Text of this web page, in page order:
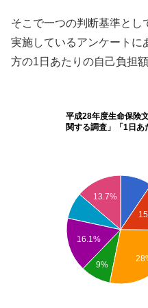
そこで一つの判断基準とし
実施しているアンケートに
方の1日あたりの自己負担
平成28年度生命保険
関する調査」「1日あ
13.7%
16.1%
9%